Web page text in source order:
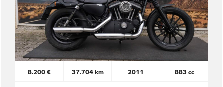
8.200 € 37.704 km 2011 883 cc